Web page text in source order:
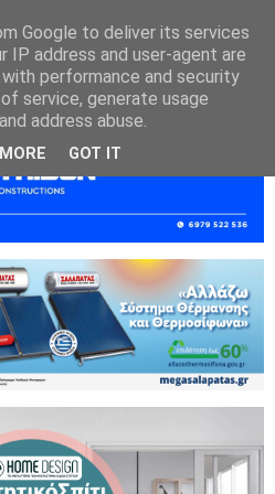
Google to deliver its services
IP address and user-agent are
performance and security
service, generate usage
address abuse.
GOT IT